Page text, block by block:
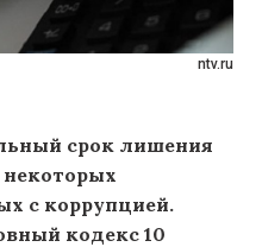
ntv.ru
срок лишения
некоторых
с коррупцией.
кодекс 10